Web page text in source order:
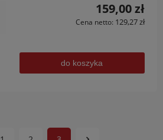
159,00 zł
Cena netto: 129,27 zł
do koszyka